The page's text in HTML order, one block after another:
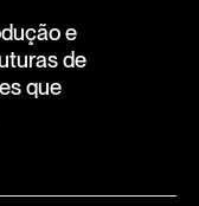
e
de
que